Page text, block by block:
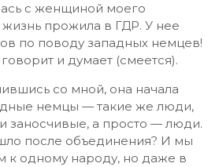
с женщиной моего
прожила в ГДР. У нее
по поводу западных немцев!
и думает (смеется).
со мной, она начала
немцы — такие же люди,
заносчивые, а просто — люди.
после объединения? И мы
к одному народу, но даже в